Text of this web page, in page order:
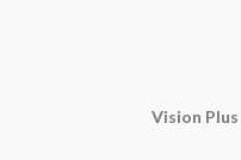
Vision Plus